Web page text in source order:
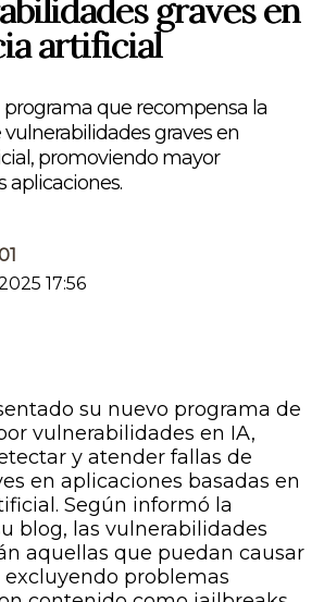
graves en
artificial
que recompensa la
graves en
promoviendo mayor
aplicaciones.
17:56
su nuevo programa de
vulnerabilidades en IA,
y atender fallas de
en aplicaciones basadas en
Según informó la
blog, las vulnerabilidades
aquellas que puedan causar
excluyendo problemas